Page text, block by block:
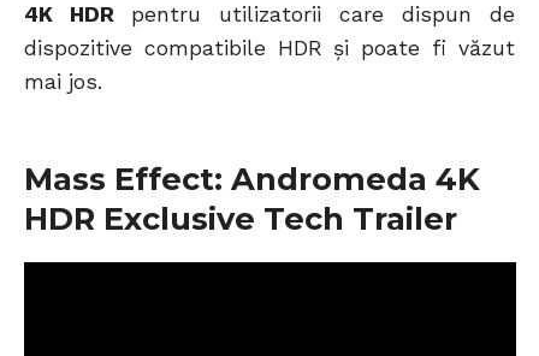
4K HDR pentru utilizatorii care dispun de
dispozitive compatibile HDR și poate fi văzut
mai jos.
Mass Effect: Andromeda 4K
HDR Exclusive Tech Trailer